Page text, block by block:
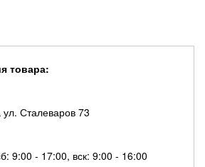
товара:
ул. Сталеваров 73
9:00 - 17:00, вск: 9:00 - 16:00